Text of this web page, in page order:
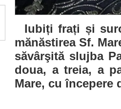
Iubiți frați și
mănăstirea Sf.
săvârşită slujba
doua, a treia, a
Mare, cu începere